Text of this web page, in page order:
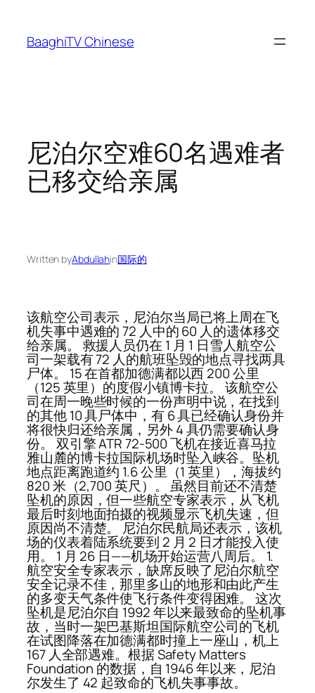
content
BaaghiTV Chinese
尼泊尔空难60名遇难者
已移交给亲属
Written byAbdullahin国际的
该航空公司表示，尼泊尔当局已将上周在飞
机失事中遇难的 72 人中的 60 人的遗体移交
给亲属。 救援人员仍在 1 月 1 日雪人航空公
司一架载有 72 人的航班坠毁的地点寻找两具
尸体。 15 在首都加德满都以西 200 公里
（125 英里）的度假小镇博卡拉。 该航空公
司在周一晚些时候的一份声明中说，在找到
的其他 10 具尸体中，有 6 具已经确认身份并
将很快归还给亲属，另外 4 具仍需要确认身
份。 双引擎 ATR 72-500 飞机在接近喜马拉
雅山麓的博卡拉国际机场时坠入峡谷。坠机
地点距离跑道约 1.6 公里（1 英里），海拔约
820 米（2,700 英尺）。 虽然目前还不清楚
坠机的原因，但一些航空专家表示，从飞机
最后时刻地面拍摄的视频显示飞机失速，但
原因尚不清楚。 尼泊尔民航局还表示，该机
场的仪表着陆系统要到 2 月 2 日才能投入使
用。 1 月 26 日——机场开始运营八周后。 1.
航空安全专家表示，缺席反映了尼泊尔航空
安全记录不佳，那里多山的地形和由此产生
的多变天气条件使飞行条件变得困难。 这次
坠机是尼泊尔自 1992 年以来最致命的坠机事
故，当时一架巴基斯坦国际航空公司的飞机
在试图降落在加德满都时撞上一座山，机上
167 人全部遇难。根据 Safety Matters
Foundation 的数据，自 1946 年以来，尼泊
尔发生了 42 起致命的飞机失事事故。